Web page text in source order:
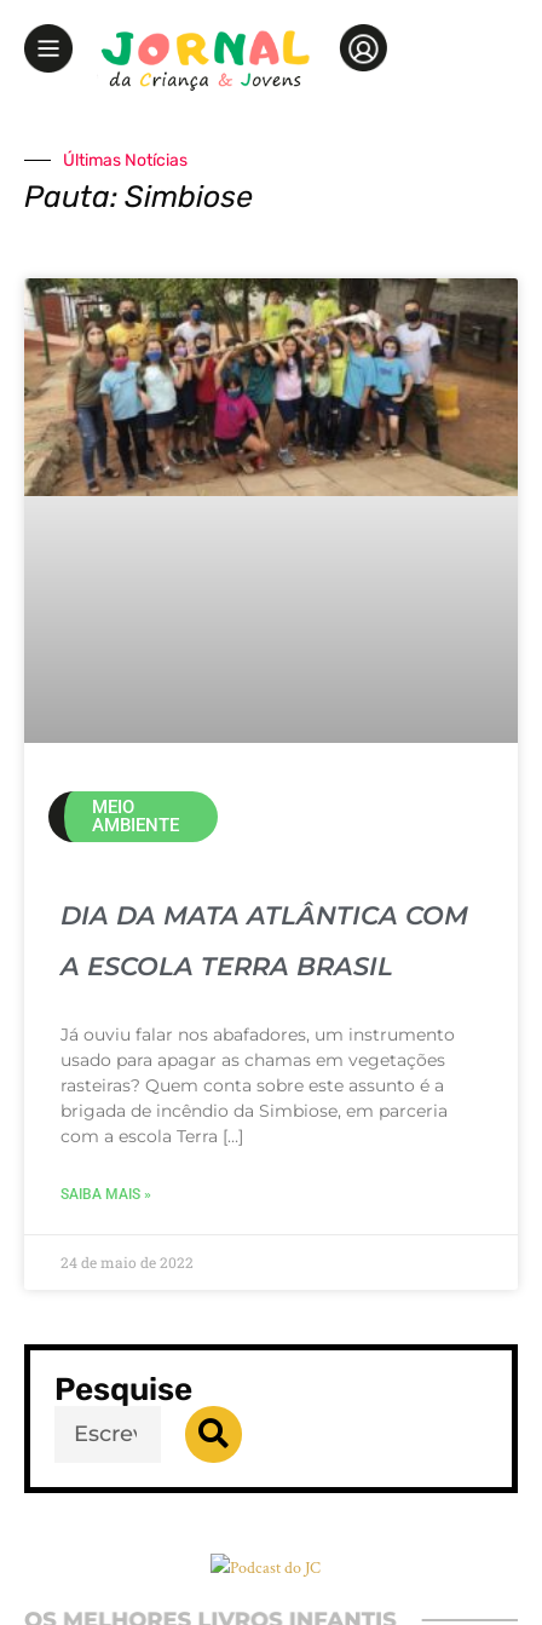
Últimas Notícias
Pauta: Simbiose
MEIO
AMBIENTE
DIA DA MATA ATLÂNTICA COM
A ESCOLA TERRA BRASIL
Já ouviu falar nos abafadores, um instrumento
usado para apagar as chamas em vegetações
rasteiras? Quem conta sobre este assunto é a
brigada de incêndio da Simbiose, em parceria
com a escola Terra […]
SAIBA MAIS »
24 de maio de 2022
Pesquise